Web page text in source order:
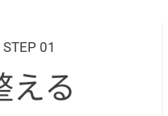
STEP 01
える